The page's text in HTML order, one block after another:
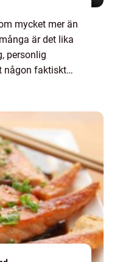
mycket mer än
är det lika
personlig
någon faktiskt